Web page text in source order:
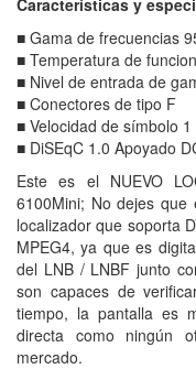
■ Gama de frecuencias
■ Temperatura de
■ Nivel de entrada de
■ Conectores de tipo F
■ Velocidad de símbolo
■ DiSEqC 1.0 Apoyado
Este es el NUEVO
6100Mini; No dejes
localizador que soporta
MPEG4, ya que es
del LNB / LNBF junto
son capaces de
tiempo, la pantalla es
directa como ningún
mercado.